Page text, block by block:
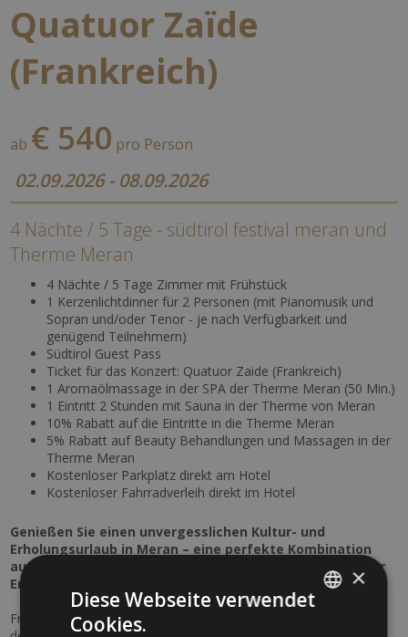
Quatuor Zaïde
(Frankreich)
ab € 540 pro Person
02.09.2026 - 08.09.2026
4 Nächte / 5 Tage - südtirol festival meran und
Therme Meran
4 Nächte / 5 Tage Zimmer mit Frühstück
1 Kerzenlichtdinner für 2 Personen (mit Pianomusik und
Sopran und/oder Tenor - je nach Verfügbarkeit und
genügend Teilnehmern)
Südtirol Guest Pass
Ticket für das Konzert: Quatuor Zaide (Frankreich)
1 Aromaölmassage in der SPA der Therme Meran (50 Min.)
1 Eintritt 2 Stunden mit Sauna in der Therme von Meran
10% Rabatt auf die Eintritte in die Therme Meran
5% Rabatt auf Beauty Behandlungen und Massagen in der
Therme Meran
Kostenloser Parkplatz direkt am Hotel
Kostenloser Fahrradverleih direkt im Hotel
Genießen Sie einen unvergesslichen Kultur- und
Erholungsurlaub in Meran – eine perfekte Kombination
aus hochkarätiger Musik, alpiner Natur und wohltuender
Entspannung.
Freuen Sie sich auf ein besonderes Konzerterlebnis im Rahmen
×
Diese Webseite verwendet
Cookies.